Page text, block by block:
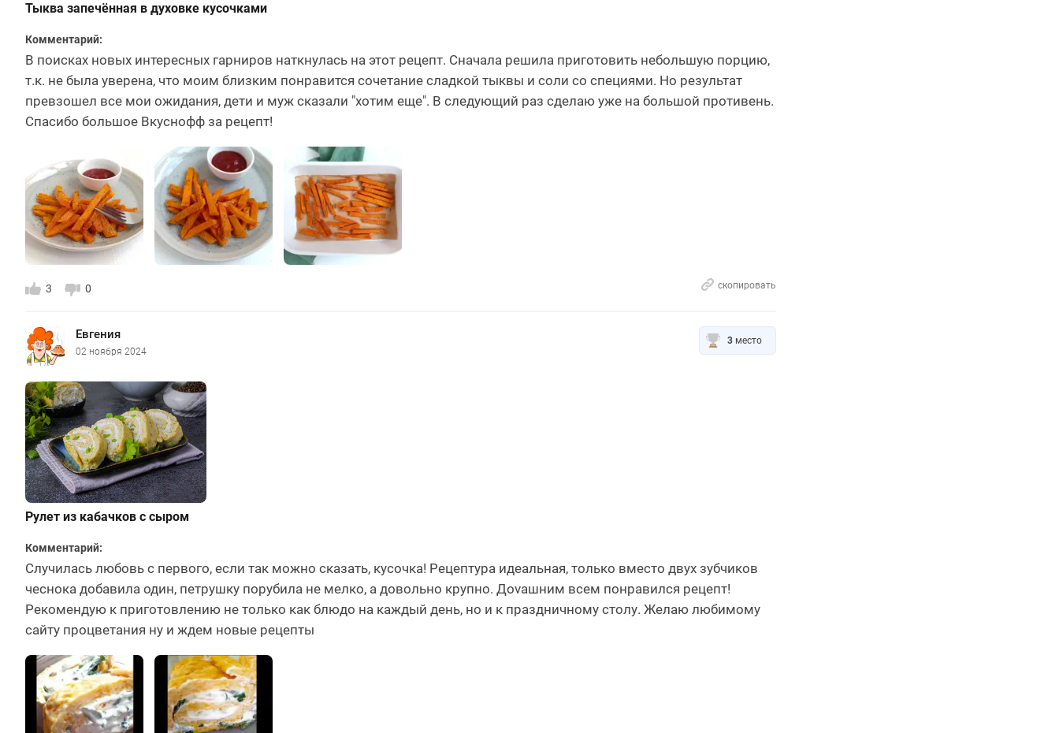
Тыква запечённая в духовке кусочками
Комментарий:
В поисках новых интересных гарниров наткнулась на этот рецепт. Сначала решила приготовить небольшую порцию,
т.к. не была уверена, что моим близким понравится сочетание сладкой тыквы и соли со специями. Но результат
превзошел все мои ожидания, дети и муж сказали "хотим еще". В следующий раз сделаю уже на большой противень.
Спасибо большое Вкуснофф за рецепт!
3 0 скопировать
3 место
Евгения
02 ноября 2024
Рулет из кабачков с сыром
Комментарий:
Случилась любовь с первого, если так можно сказать, кусочка! Рецептура идеальная, только вместо двух зубчиков
чеснока добавила один, петрушку порубила не мелко, а довольно крупно. Доvашним всем понравился рецепт!
Рекомендую к приготовлению не только как блюдо на каждый день, но и к праздничному столу. Желаю любимому
сайту процветания ну и ждем новые рецепты